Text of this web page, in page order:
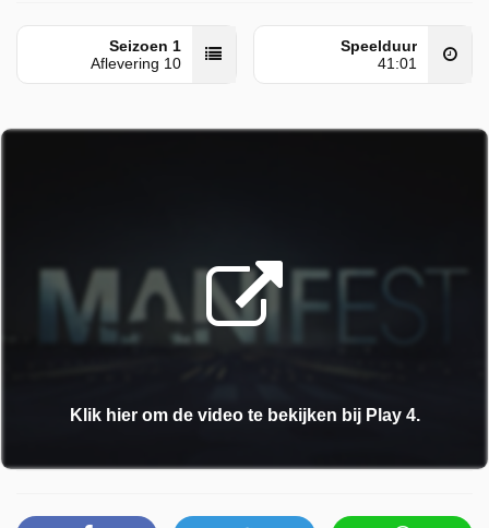
Seizoen 1
Aflevering 10
Speelduur
41:01
Klik hier om de video te bekijken bij Play 4.